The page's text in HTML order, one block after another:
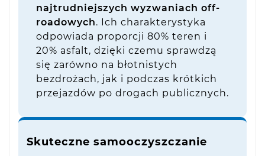
najtrudniejszych wyzwaniach off-
roadowych. Ich charakterystyka
odpowiada proporcji 80% teren i
20% asfalt, dzięki czemu sprawdzą
się zarówno na błotnistych
bezdrożach, jak i podczas krótkich
przejazdów po drogach publicznych.
Skuteczne samooczyszczanie